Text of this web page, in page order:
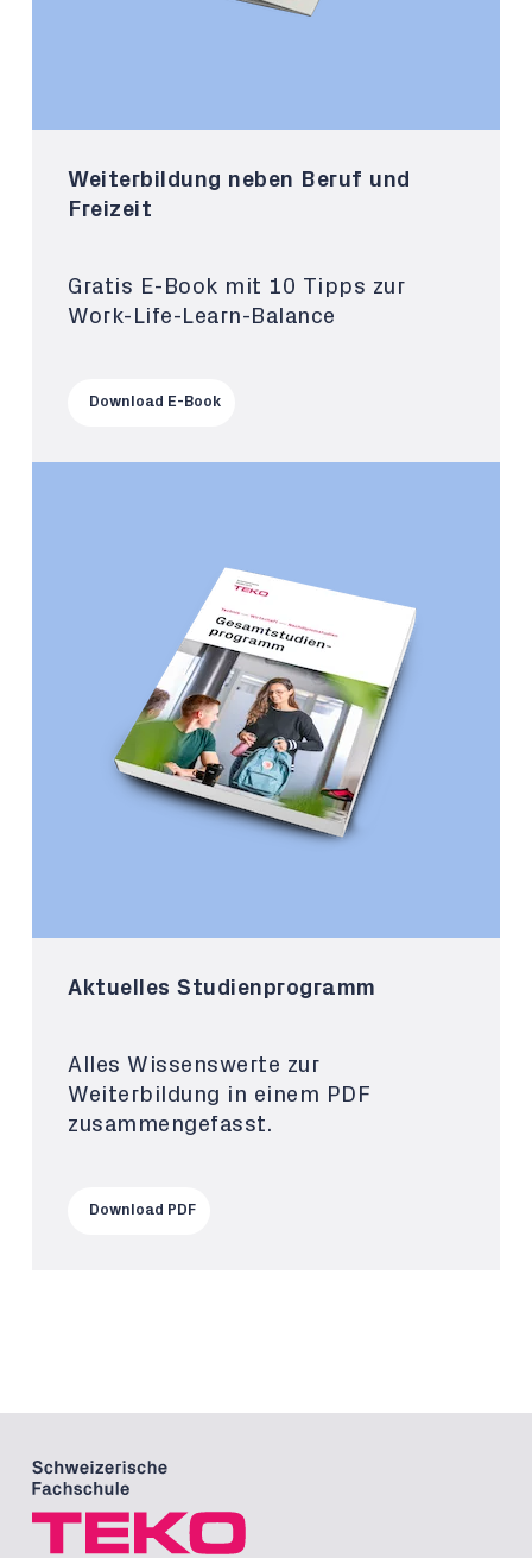
Weiterbildung neben Beruf und
Freizeit
Gratis E-Book mit 10 Tipps zur
Work-Life-Learn-Balance
Download E-Book
Aktuelles Studienprogramm
Alles Wissenswerte zur
Weiterbildung in einem PDF
zusammengefasst.
Download PDF